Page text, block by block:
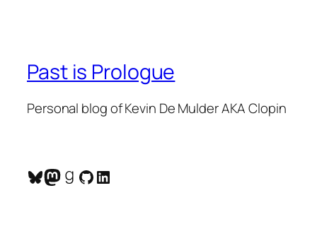
Past is Prologue
Personal blog of Kevin De Mulder AKA Clopin
Bluesky
Mastodon
Goodreads
GitHub
LinkedIn